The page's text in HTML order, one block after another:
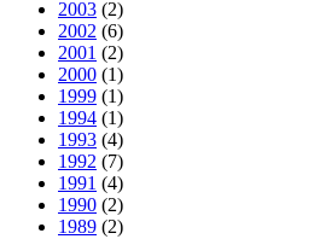
2003 (2)
2002 (6)
2001 (2)
2000 (1)
1999 (1)
1994 (1)
1993 (4)
1992 (7)
1991 (4)
1990 (2)
1989 (2)